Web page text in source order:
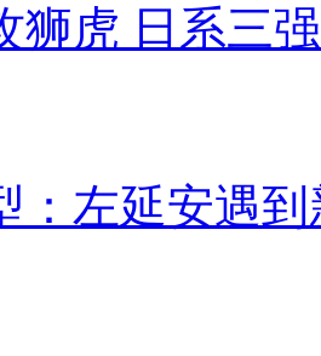
狮虎 日系三
：左延安遇